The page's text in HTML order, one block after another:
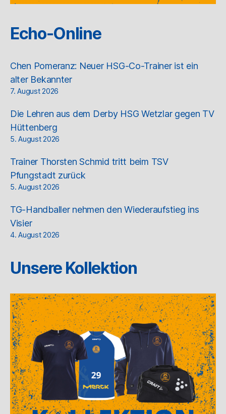
Echo-Online
Chen Pomeranz: Neuer HSG-Co-Trainer ist ein
alter Bekannter
7. August 2026
Die Lehren aus dem Derby HSG Wetzlar gegen TV
Hüttenberg
5. August 2026
Trainer Thorsten Schmid tritt beim TSV
Pfungstadt zurück
5. August 2026
TG-Handballer nehmen den Wiederaufstieg ins
Visier
4. August 2026
Unsere Kollektion